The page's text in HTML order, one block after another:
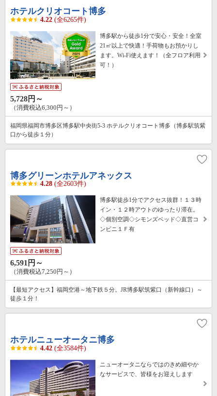
ホテルクリオコート博多
4.22 (全6265件)
博多駅から徒歩1分で安心・安全！全室
21㎡以上で快適！手荷物もお預かりし
ます。Wi-Fi使えます！（全フロア利用
可！）
5,728円～
（消費税込6,300円～）
福岡県福岡市博多区博多駅中央街5-3 ホテルクリオコート博多（博多駅筑紫
口から徒歩１分）
博多グリーンホテルアネックス
4.28 (全2603件)
博多駅徒歩1分でアクセス抜群！１３時
イン・１２時アウトのゆったり滞在。
◇個別空調◇シモンズベッド◇直営コ
ンビニ１Ｆ有
6,591円～
（消費税込7,250円～）
【最短アクセス】福岡空港～地下鉄５分。JR博多駅筑紫口（新幹線口）～
徒歩１分！
ホテルニューオータニ博多
4.42 (全3584件)
ニューオータニならではのきめ細やか
なサービスで、皆様をお迎えします